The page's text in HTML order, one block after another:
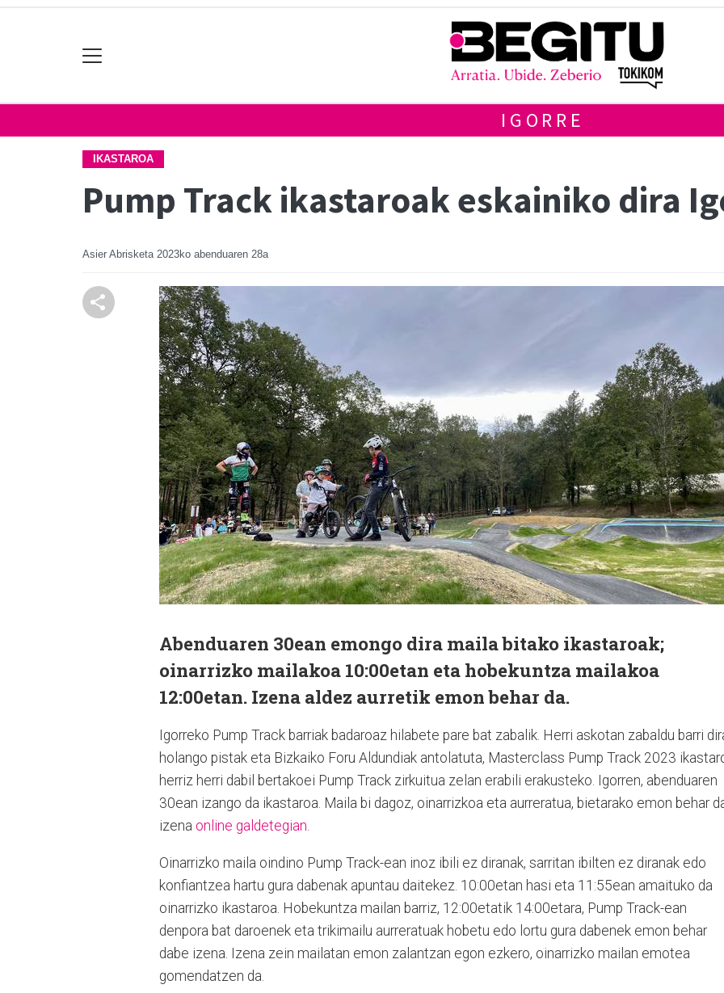
IGORRE
IKASTAROA
Pump Track ikastaroak eskainiko dira
Asier Abrisketa 2023ko abenduaren 28a
Abenduaren 30ean emongo dira maila bitako ikastaroak;
oinarrizko mailakoa 10:00etan eta hobekuntza mailakoa
12:00etan. Izena aldez aurretik emon behar da.
Igorreko Pump Track barriak badaroaz hilabete pare bat zabalik. Herri askotan zabaldu barri
holango pistak eta Bizkaiko Foru Aldundiak antolatuta, Masterclass Pump Track 2023
herriz herri dabil bertakoei Pump Track zirkuitua zelan erabili erakusteko. Igorren, abenduaren
30ean izango da ikastaroa. Maila bi dagoz, oinarrizkoa eta aurreratua, bietarako emon behar
izena online galdetegian.
Oinarrizko maila oindino Pump Track-ean inoz ibili ez diranak, sarritan ibilten ez diranak edo
konfiantzea hartu gura dabenak apuntau daitekez. 10:00etan hasi eta 11:55ean amaituko da
oinarrizko ikastaroa. Hobekuntza mailan barriz, 12:00etatik 14:00etara, Pump Track-ean
denpora bat daroenek eta trikimailu aurreratuak hobetu edo lortu gura dabenek emon behar
dabe izena. Izena zein mailatan emon zalantzan egon ezkero, oinarrizko mailan emotea
gomendatzen da.